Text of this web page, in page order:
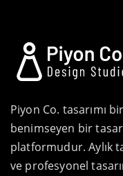
Piyon Co. tasarımı
benimseyen bir
platformudur. Aylık
ve profesyonel